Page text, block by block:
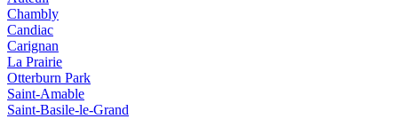
Chambly
Candiac
Carignan
La Prairie
Otterburn Park
Saint-Amable
Saint-Basile-le-Grand